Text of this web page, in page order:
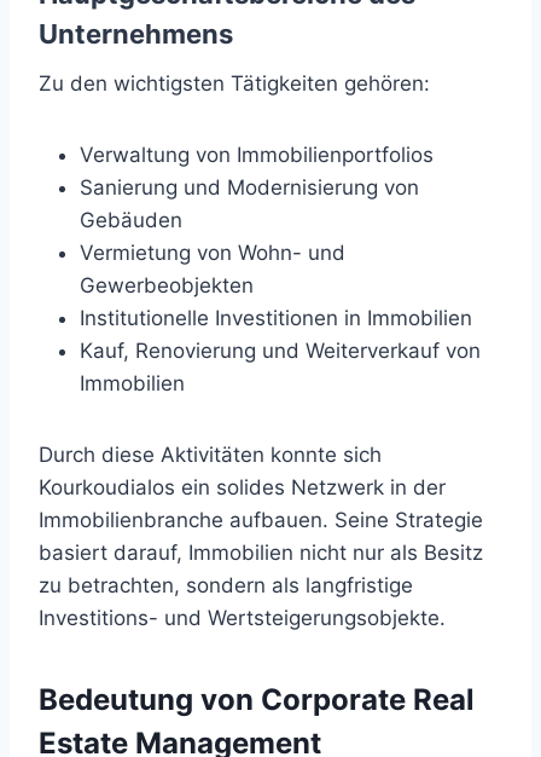
Unternehmens
Zu den wichtigsten Tätigkeiten gehören:
Verwaltung von Immobilienportfolios
Sanierung und Modernisierung von
Gebäuden
Vermietung von Wohn- und
Gewerbeobjekten
Institutionelle Investitionen in Immobilien
Kauf, Renovierung und Weiterverkauf von
Immobilien
Durch diese Aktivitäten konnte sich
Kourkoudialos ein solides Netzwerk in der
Immobilienbranche aufbauen. Seine Strategie
basiert darauf, Immobilien nicht nur als Besitz
zu betrachten, sondern als langfristige
Investitions- und Wertsteigerungsobjekte.
Bedeutung von Corporate Real
Estate Management